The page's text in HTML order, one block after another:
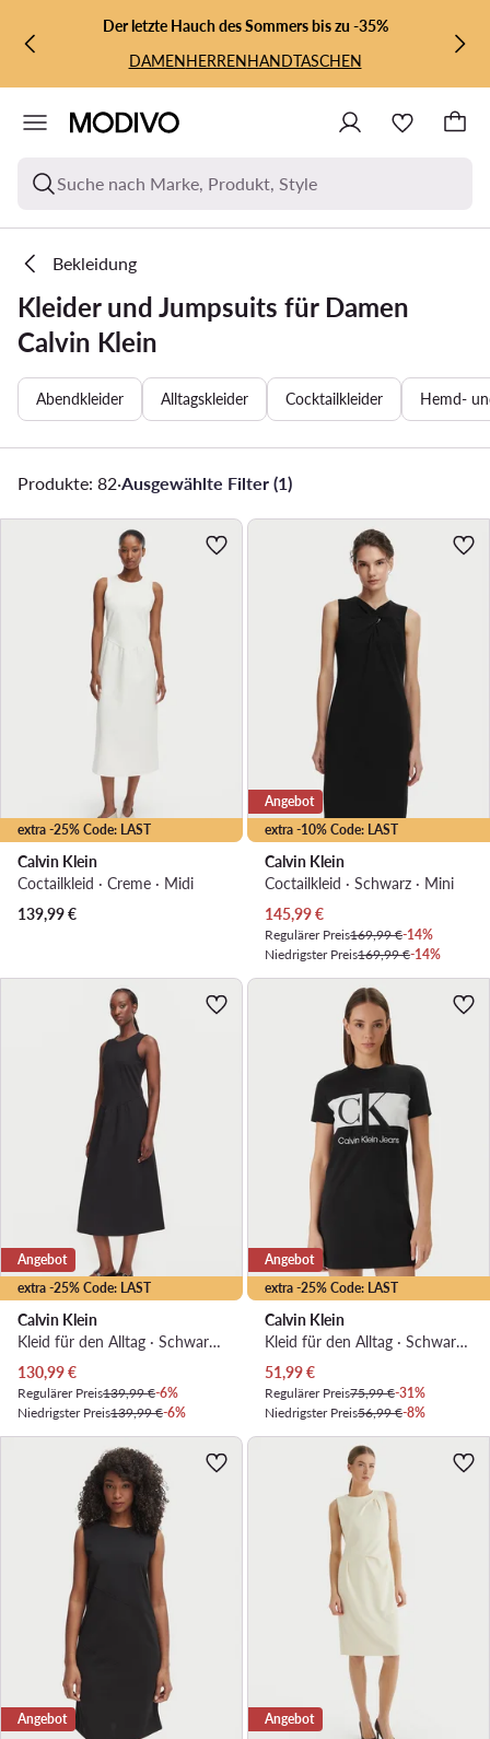
ZUM HAUPTINHALT SPRINGEN
ZUR SUCHEDer letzte Hauch des Sommers bis zu -35%
DAMENHERRENHANDTASCHEN
Suche nach Marke, Produkt, Style
Bekleidung
Kleider und Jumpsuits für Damen
Calvin Klein
Abendkleider Alltagskleider Cocktailkleider Hemd-
Produkte: 82·Ausgewählte Filter (1)
extra -25% Code: LAST
Calvin Klein
Coctailkleid · Creme · Midi
139,99€
extra -10% Code: LAST
Angebot
Calvin Klein
Coctailkleid · Schwarz · Mini
Aktueller Preis
145,99€
Regulärer Preis169,99 €-14%
Niedrigster Preis169,99 €-14%
extra -25% Code: LAST
Angebot
Calvin Klein
Kleid für den Alltag · Schwarz · Midi
Aktueller Preis
130,99€
Regulärer Preis139,99 €-6%
Niedrigster Preis139,99 €-6%
extra -25% Code: LAST
Angebot
Calvin Klein
Kleid für den Alltag · Schwarz · Mini
Aktueller Preis
51,99€
Regulärer Preis75,99 €-31%
Niedrigster Preis56,99 €-8%
Angebot Angebot